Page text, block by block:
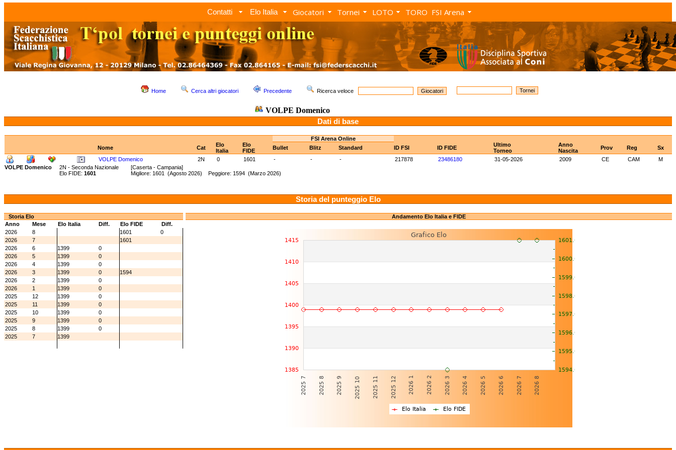
Contatti Elo Italia Giocatori Tornei LOTO TORO FSI Arena
Home Cerca altri giocatori Precedente Ricerca veloce
VOLPE Domenico
Dati di base
FSI Arena Online
Nome
Cat
Elo
Italia
Elo
FIDE
Bullet Blitz Standard ID FSI ID FIDE
Ultimo
Torneo
Anno
Nascita
Prov Reg
Sx
VOLPE Domenico
2N 0 1601 - - - 217878 23486180 31-05-2026 2009 CE CAM
M
VOLPE Domenico
2N - Seconda Nazionale [Caserta - Campania]
Elo FIDE: 1601 Migliore: 1601 (Agosto 2026) Peggiore: 1594 (Marzo 2026)
Storia del punteggio Elo
Storia Elo
Anno
Mese Elo Italia Diff. Elo FIDE
Diff.
2026
8 1601
0
2026
7
1601
2026
6 1399
0
2026
5 1399
0
2026
4 1399
0
2026
3 1399 0
1594
2026
2 1399
0
2026
1 1399
0
2025
12 1399
0
2025
11 1399
0
2025
10 1399
0
2025
9 1399
0
2025
8 1399
0
2025
7 1399
Andamento Elo Italia e FIDE